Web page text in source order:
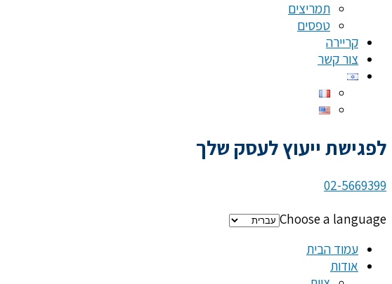
תמריצים
טפסים
קריירה
צור קשר
לפגישת ייעוץ לעסק שלך
02-5669399
Choose a language
עמוד הבית
אודות